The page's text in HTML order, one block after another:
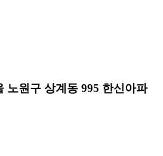
노원구 상계동 995 한신아파